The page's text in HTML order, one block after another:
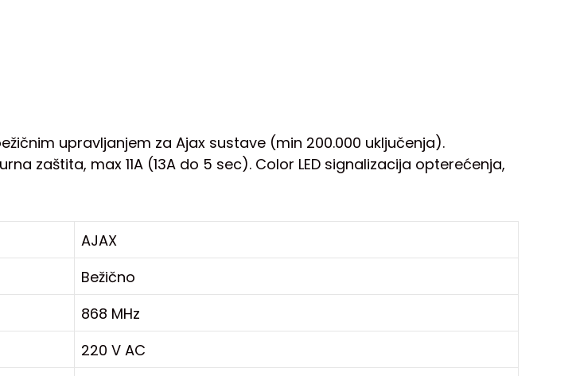
upravljanjem za Ajax sustave (min 200.000 uključenja).
zaštita, max 11A (13A do 5 sec). Color LED signalizacija opterećenja,
AJAX
Bežično
868 MHz
220 V AC